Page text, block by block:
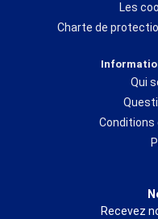
Les
Charte de
Qui
Conditions
Recevez